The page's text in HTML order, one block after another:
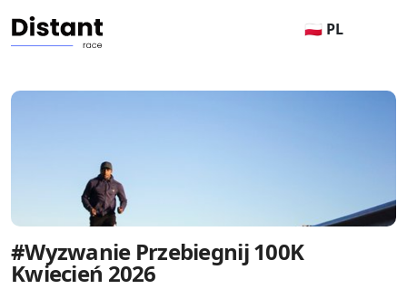
🇵🇱 PL
#Wyzwanie Przebiegnij 100K
Kwiecień 2026